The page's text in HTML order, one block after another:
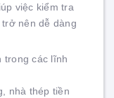
việc kiểm tra
nên dễ dàng
trong các lĩnh
nhà thép tiền